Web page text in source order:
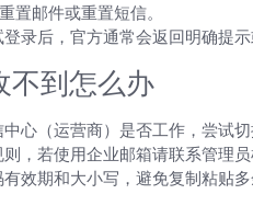
置邮件或重置短信。
录后，官方通常会返回明确提示
不到怎么办
心（运营商）是否工作，尝试
，若使用企业邮箱请联系管理员
效期和大小写，避免复制粘贴多